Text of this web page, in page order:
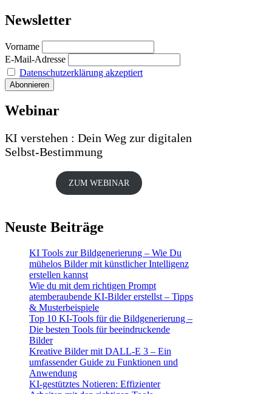
Newsletter
Vorname
E-Mail-Adresse
Datenschutzerklärung akzeptiert
Webinar
KI verstehen : Dein Weg zur digitalen
Selbst-Bestimmung
ZUM WEBINAR
Neuste Beiträge
KI Tools zur Bildgenerierung – Wie Du
mühelos Bilder mit künstlicher Intelligenz
erstellen kannst
Wie du mit dem richtigen Prompt
atemberaubende KI-Bilder erstellst – Tipps
& Musterbeispiele
Top 10 KI-Tools für die Bildgenerierung –
Die besten Tools für beeindruckende
Bilder
Kreative Bilder mit DALL-E 3 – Ein
umfassender Guide zu Funktionen und
Anwendung
KI-gestütztes Notieren: Effizienter